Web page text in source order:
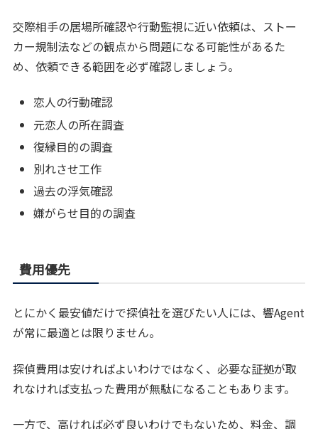
交際相手の居場所確認や行動監視に近い依頼は、ストー
カー規制法などの観点から問題になる可能性があるた
め、依頼できる範囲を必ず確認しましょう。
恋人の行動確認
元恋人の所在調査
復縁目的の調査
別れさせ工作
過去の浮気確認
嫌がらせ目的の調査
費用優先
とにかく最安値だけで探偵社を選びたい人には、響Agent
が常に最適とは限りません。
探偵費用は安ければよいわけではなく、必要な証拠が取
れなければ支払った費用が無駄になることもあります。
一方で、高ければ必ず良いわけでもないため、料金、調